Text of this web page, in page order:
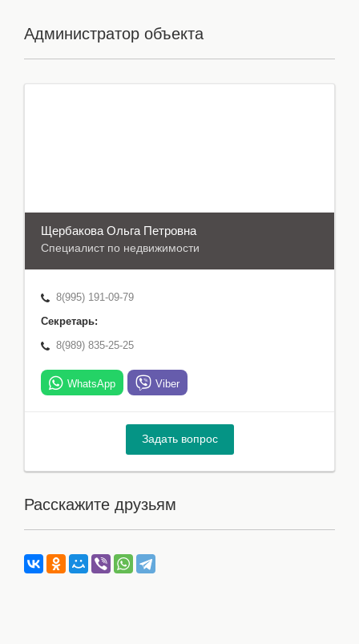
Администратор объекта
Щербакова Oльга Петровна
Специалист по недвижимости
8(995) 191-09-79
Секретарь:
8(989) 835-25-25
WhatsApp Viber
Задать вопрос
Расскажите друзьям